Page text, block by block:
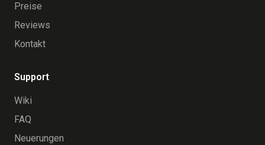
Preise
Reviews
Kontakt
Support
Wiki
FAQ
Neuerungen